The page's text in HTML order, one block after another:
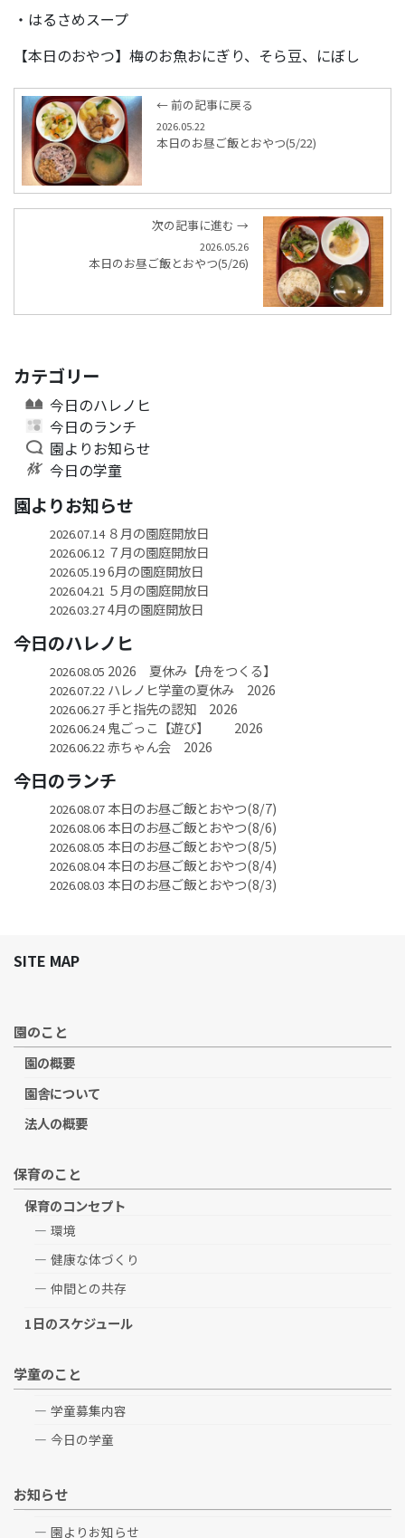
・はるさめスープ
【本日のおやつ】梅のお魚おにぎり、そら豆、にぼし
← 前の記事に戻る
2026.05.22
本日のお昼ご飯とおやつ(5/22)
次の記事に進む →
2026.05.26
本日のお昼ご飯とおやつ(5/26)
カテゴリー
今日のハレノヒ
今日のランチ
園よりお知らせ
今日の学童
園よりお知らせ
2026.07.14８月の園庭開放日
2026.06.12７月の園庭開放日
2026.05.196月の園庭開放日
2026.04.21 ５月の園庭開放日
2026.03.274月の園庭開放日
今日のハレノヒ
2026.08.05 2026 夏休み【舟をつくる】
2026.07.22ハレノヒ学童の夏休み 2026
2026.06.27手と指先の認知 2026
2026.06.24鬼ごっこ【遊び】 2026
2026.06.22赤ちゃん会 2026
今日のランチ
2026.08.07本日のお昼ご飯とおやつ(8/7)
2026.08.06本日のお昼ご飯とおやつ(8/6)
2026.08.05 本日のお昼ご飯とおやつ(8/5)
2026.08.04本日のお昼ご飯とおやつ(8/4)
2026.08.03 本日のお昼ご飯とおやつ(8/3)
SITE MAP
園のこと
園の概要
園舎について
法人の概要
保育のこと
保育のコンセプト
環境
健康な体づくり
仲間との共存
1日のスケジュール
学童のこと
学童募集内容
今日の学童
お知らせ
園よりお知らせ